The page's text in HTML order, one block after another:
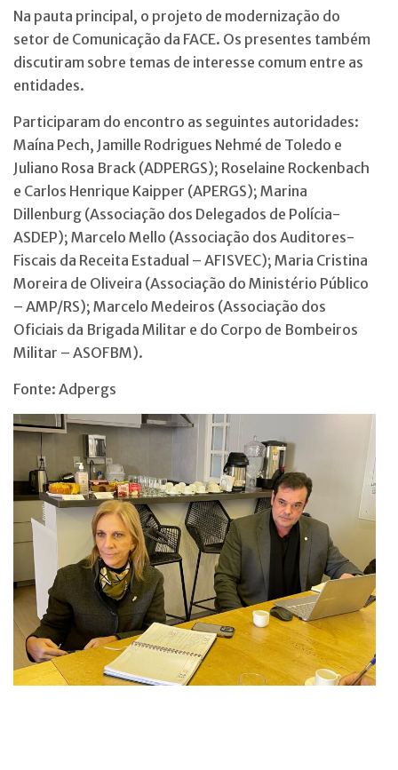
Na pauta principal, o projeto de modernização do
setor de Comunicação da FACE. Os presentes também
discutiram sobre temas de interesse comum entre as
entidades.
Participaram do encontro as seguintes autoridades:
Maína Pech, Jamille Rodrigues Nehmé de Toledo e
Juliano Rosa Brack (ADPERGS); Roselaine Rockenbach
e Carlos Henrique Kaipper (APERGS); Marina
Dillenburg (Associação dos Delegados de Polícia-
ASDEP); Marcelo Mello (Associação dos Auditores-
Fiscais da Receita Estadual – AFISVEC); Maria Cristina
Moreira de Oliveira (Associação do Ministério Público
– AMP/RS); Marcelo Medeiros (Associação dos
Oficiais da Brigada Militar e do Corpo de Bombeiros
Militar – ASOFBM).
Fonte: Adpergs